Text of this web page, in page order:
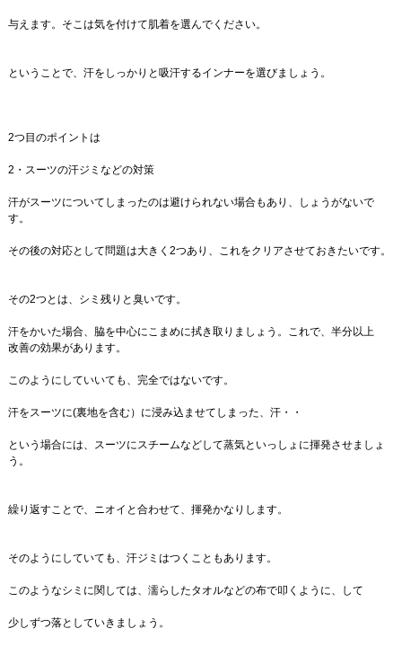
与えます。そこは気を付けて肌着を選んでください。
ということで、汗をしっかりと吸汗するインナーを選びましょう。
2つ目のポイントは
2・スーツの汗ジミなどの対策
汗がスーツについてしまったのは避けられない場合もあり、しょうがないで
す。
その後の対応として問題は大きく2つあり、これをクリアさせておきたいです。
その2つとは、シミ残りと臭いです。
汗をかいた場合、脇を中心にこまめに拭き取りましょう。これで、半分以上
改善の効果があります。
このようにしていいても、完全ではないです。
汗をスーツに(裏地を含む）に浸み込ませてしまった、汗・・
という場合には、スーツにスチームなどして蒸気といっしょに揮発させましょ
う。
繰り返すことで、ニオイと合わせて、揮発かなりします。
そのようにしていても、汗ジミはつくこともあります。
このようなシミに関しては、濡らしたタオルなどの布で叩くように、して
少しずつ落としていきましょう。